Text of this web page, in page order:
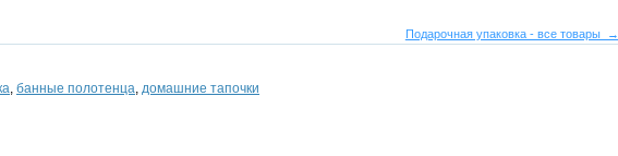
Подарочная упаковка - все товары →
, банные полотенца, домашние тапочки